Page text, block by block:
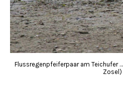
Flussregenpfeiferpaar am Teichufer
Zosel)